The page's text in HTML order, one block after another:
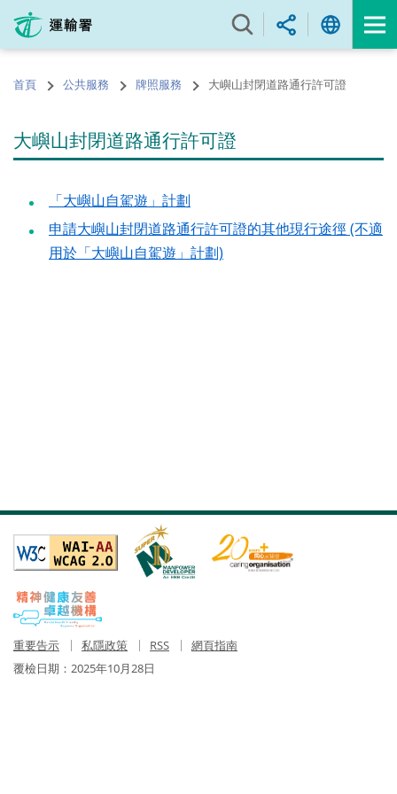
內
的首頁 公共服務 牌照服務 大嶼山封閉道路通行許可證
大嶼山封閉道路通行許可證
「大嶼山自駕遊」計劃
申請大嶼山封閉道路通行許可證的其他現行途徑 (不適
用於「大嶼山自駕遊」計劃)
重要告示 私隱政策 RSS
網頁指南
覆檢日期： 2025年10月28日